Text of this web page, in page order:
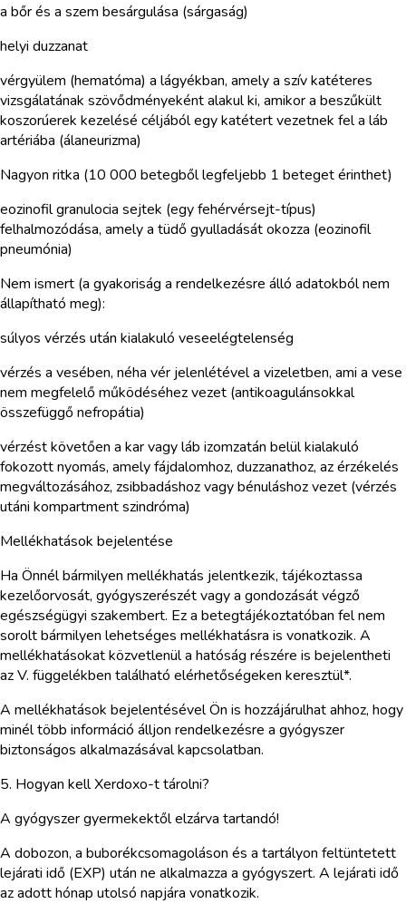
a bőr és a szem besárgulása (sárgaság)
helyi duzzanat
vérgyülem (hematóma) a lágyékban, amely a szív katéteres
vizsgálatának szövődményeként alakul ki, amikor a beszűkült
koszorúerek kezelésé céljából egy katétert vezetnek fel a láb
artériába (álaneurizma)
Nagyon ritka (10 000 betegből legfeljebb 1 beteget érinthet)
eozinofil granulocia sejtek (egy fehérvérsejt-típus)
felhalmozódása, amely a tüdő gyulladását okozza (eozinofil
pneumónia)
Nem ismert (a gyakoriság a rendelkezésre álló adatokból nem
állapítható meg):
súlyos vérzés után kialakuló veseelégtelenség
vérzés a vesében, néha vér jelenlétével a vizeletben, ami a vese
nem megfelelő működéséhez vezet (antikoagulánsokkal
összefüggő nefropátia)
vérzést követően a kar vagy láb izomzatán belül kialakuló
fokozott nyomás, amely fájdalomhoz, duzzanathoz, az érzékelés
megváltozásához, zsibbadáshoz vagy bénuláshoz vezet (vérzés
utáni kompartment szindróma)
Mellékhatások bejelentése
Ha Önnél bármilyen mellékhatás jelentkezik, tájékoztassa
kezelőorvosát, gyógyszerészét vagy a gondozását végző
egészségügyi szakembert. Ez a betegtájékoztatóban fel nem
sorolt bármilyen lehetséges mellékhatásra is vonatkozik. A
mellékhatásokat közvetlenül a hatóság részére is bejelentheti
az V. függelékben található elérhetőségeken keresztül*.
A mellékhatások bejelentésével Ön is hozzájárulhat ahhoz, hogy
minél több információ álljon rendelkezésre a gyógyszer
biztonságos alkalmazásával kapcsolatban.
5. Hogyan kell Xerdoxo-t tárolni?
A gyógyszer gyermekektől elzárva tartandó!
A dobozon, a buborékcsomagoláson és a tartályon feltüntetett
lejárati idő (EXP) után ne alkalmazza a gyógyszert. A lejárati idő
az adott hónap utolsó napjára vonatkozik.